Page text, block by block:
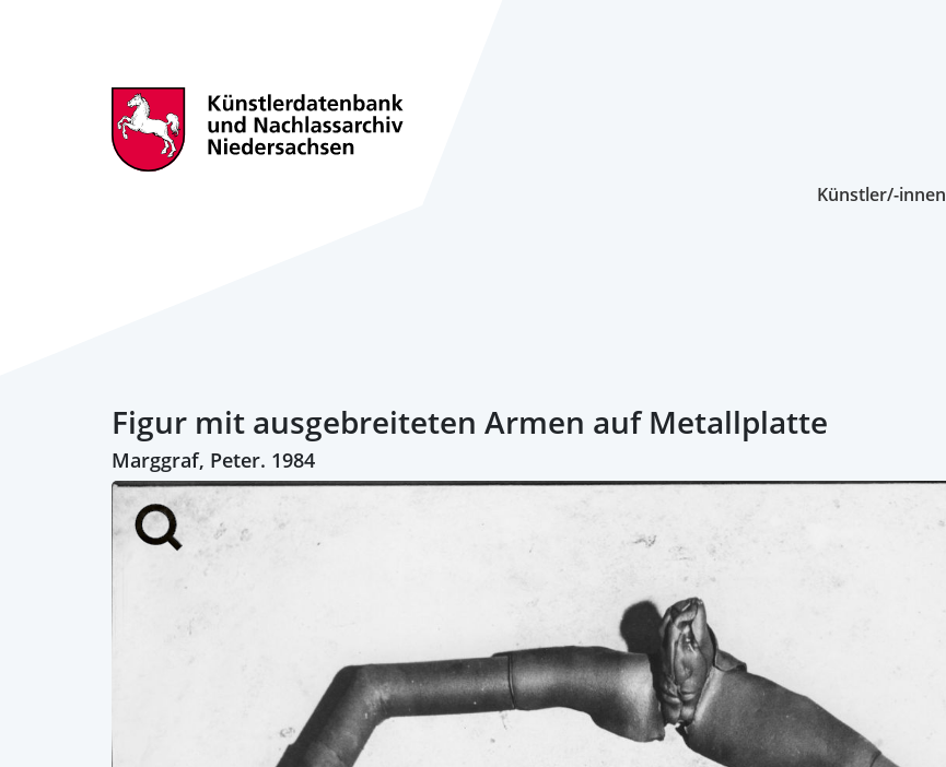
Künstler/-innen
Figur mit ausgebreiteten Armen auf Metallplatte
Marggraf, Peter. 1984